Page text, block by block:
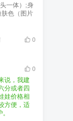
一体）;身
色（图片
0
0
说，我建
分或者四
娃价格相
方便，适